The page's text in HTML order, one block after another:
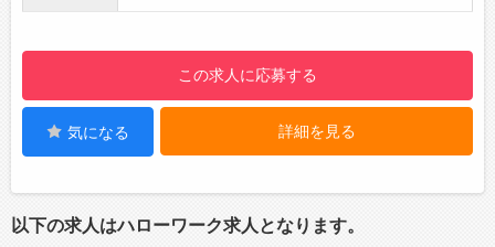
信州の中央アルプス系深層天然水を原水とし
て、純粋な氷を製造しています。
冷凍冷蔵設備は環境を強く意識し、自然界に存
在する物質を冷媒として使用する最新の設備を
導入しています。
す。
この求人に応募する
気になる 詳細を見る
以下の求人はハローワーク求人となります。